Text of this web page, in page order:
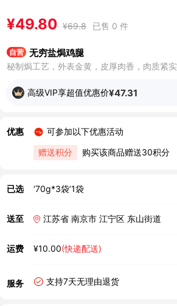
¥49.80 ¥69.8 已售 0 件
自营 无穷盐焗鸡腿
秘制焗工艺，外表金黄，皮厚肉香，肉质紧实
高级VIP享超值优惠价¥47.31
优惠
可参加以下优惠活动
赠送积分
购买该商品赠送30积分
已选 ‘70g*3袋’1袋
送至 江苏省 南京市 江宁区 东山街道
运费 ¥10.00(快递配送)
服务 支持7天无理由退货